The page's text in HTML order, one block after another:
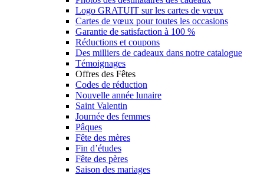
Logo GRATUIT sur les cartes de vœux
Cartes de vœux pour toutes les occasions
Garantie de satisfaction à 100 %
Réductions et coupons
Des milliers de cadeaux dans notre catalogue
Témoignages
Offres des Fêtes
Codes de réduction
Nouvelle année lunaire
Saint Valentin
Journée des femmes
Pâques
Fête des mères
Fin d’études
Fête des pères
Saison des mariages